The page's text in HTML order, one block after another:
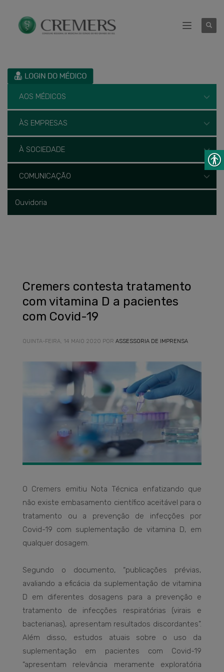
AOS MÉDICOS
ÀS EMPRESAS
À SOCIEDADE
COMUNICAÇÃO
Ouvidoria
Cremers contesta tratamento
com vitamina D a pacientes
com Covid-19
QUINTA-FEIRA, 14 MAIO 2020 POR ASSESSORIA DE IMPRENSA
O Cremers emitiu Nota Técnica enfatizando que
não existe embasamento científico aceitável para o
tratamento ou a prevenção de infecções por
Covid-19 com suplementação de vitamina D, em
qualquer dosagem.
Segundo o documento, “publicações prévias,
avaliando a eficácia da suplementação de vitamina
D em diferentes dosagens para a prevenção e
tratamento de infecções respiratórias (virais e
bacterianas), apresentam resultados discordantes”.
Além disso, estudos atuais sobre o uso da
suplementação em pacientes com Covid-19
“apresentam relevância meramente exploratória